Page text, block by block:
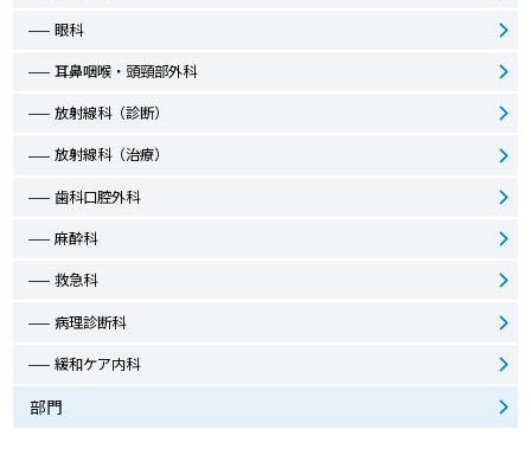
眼科
耳鼻咽喉・頭頸部外科
放射線科（診断）
放射線科（治療）
歯科口腔外科
麻酔科
救急科
病理診断科
緩和ケア内科
部門